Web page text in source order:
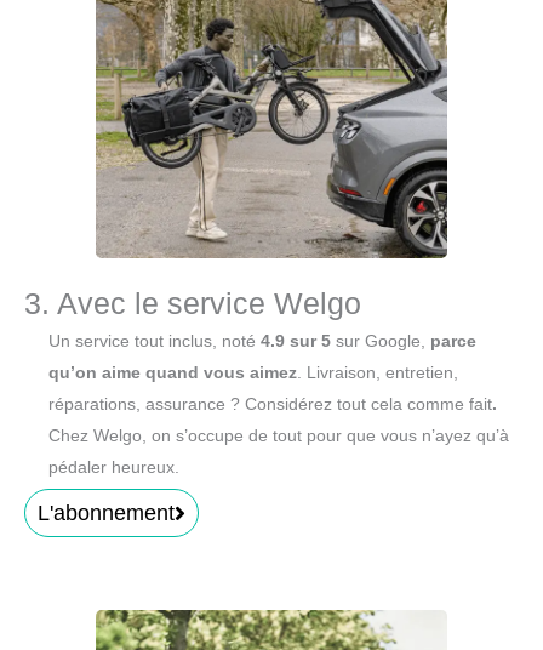
3. Avec le service Welgo
Un service tout inclus, noté 4.9 sur 5 sur Google, parce
qu’on aime quand vous aimez. Livraison, entretien,
réparations, assurance ? Considérez tout cela comme fait.
Chez Welgo, on s’occupe de tout pour que vous n’ayez qu’à
pédaler heureux.
L'abonnement